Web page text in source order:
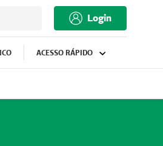
Login
ACESSO RÁPIDO